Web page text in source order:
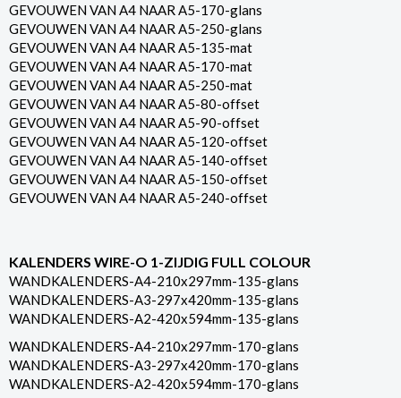
GEVOUWEN VAN A4 NAAR A5-170-glans
GEVOUWEN VAN A4 NAAR A5-250-glans
GEVOUWEN VAN A4 NAAR A5-135-mat
GEVOUWEN VAN A4 NAAR A5-170-mat
GEVOUWEN VAN A4 NAAR A5-250-mat
GEVOUWEN VAN A4 NAAR A5-80-offset
GEVOUWEN VAN A4 NAAR A5-90-offset
GEVOUWEN VAN A4 NAAR A5-120-offset
GEVOUWEN VAN A4 NAAR A5-140-offset
GEVOUWEN VAN A4 NAAR A5-150-offset
GEVOUWEN VAN A4 NAAR A5-240-offset
KALENDERS WIRE-O 1-ZIJDIG FULL COLOUR
WANDKALENDERS-A4-210x297mm-135-glans
WANDKALENDERS-A3-297x420mm-135-glans
WANDKALENDERS-A2-420x594mm-135-glans
WANDKALENDERS-A4-210x297mm-170-glans
WANDKALENDERS-A3-297x420mm-170-glans
WANDKALENDERS-A2-420x594mm-170-glans